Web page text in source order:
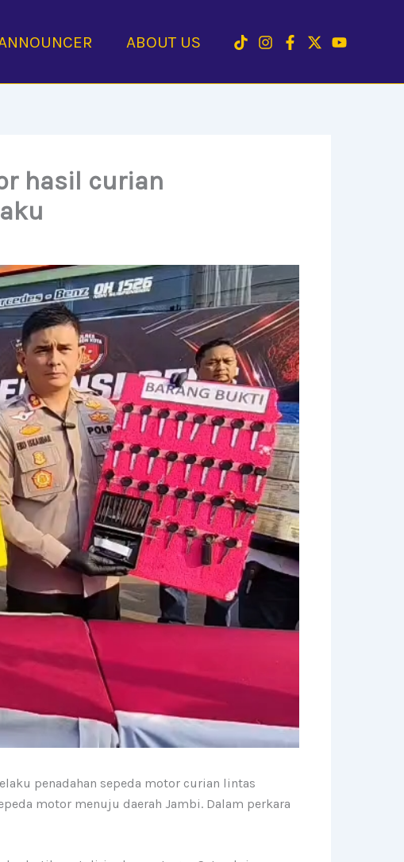
ABOUT US
hasil curian
penadahan sepeda motor curian lintas
motor menuju daerah Jambi. Dalam perkara